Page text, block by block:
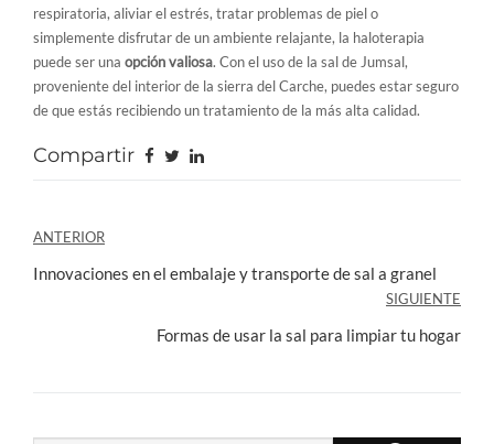
respiratoria, aliviar el estrés, tratar problemas de piel o
simplemente disfrutar de un ambiente relajante, la haloterapia
puede ser una opción valiosa. Con el uso de la sal de Jumsal,
proveniente del interior de la sierra del Carche, puedes estar seguro
de que estás recibiendo un tratamiento de la más alta calidad.
Compartir
Navegación
de
entradas
ANTERIOR
Innovaciones en el embalaje y transporte de sal a granel
SIGUIENTE
Formas de usar la sal para limpiar tu hogar